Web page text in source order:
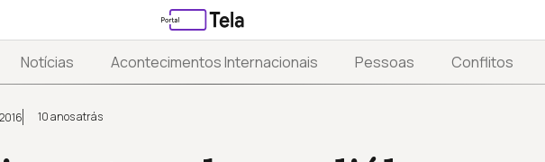
Notícias Acontecimentos Internacionais Pessoas Conflitos
10 anos atrás